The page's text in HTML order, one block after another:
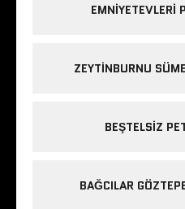
EMNIYETEVLERI
ZEYTINBURNU
BEŞTELSIZ
BAĞCILAR